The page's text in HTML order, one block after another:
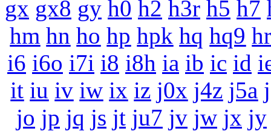
gx gx8 gy h0 h2 h3r h5 h7
hm hn ho hp hpk hq hq9
i6 i6o i7i i8 i8h ia ib ic id
it iu iv iw ix iz j0x j4z j5a
jo jp jq js jt ju7 jv jw jx jy